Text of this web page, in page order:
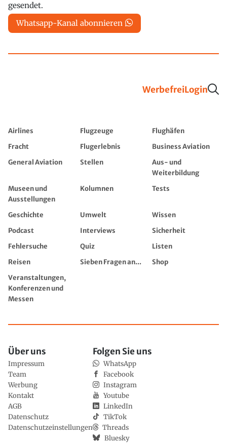
gesendet.
Whatsapp-Kanal abonnieren
WerbefreiLogin
Airlines Flugzeuge
Flughäfen
Fracht
Flugerlebnis
Business Aviation
General Aviation
Stellen
Aus- und
Weiterbildung
Museen und
Ausstellungen
Kolumnen Tests
Geschichte Umwelt
Wissen
Podcast
Interviews
Sicherheit
Fehlersuche
Quiz
Listen
Reisen
Sieben Fragen an...
Shop
Veranstaltungen,
Konferenzen und
Messen
Über uns
Impressum
Team
Werbung
Kontakt
AGB
Datenschutz
Datenschutzeinstellungen
Folgen Sie uns
WhatsApp
Facebook
Instagram
Youtube
LinkedIn
TikTok
Threads
Bluesky